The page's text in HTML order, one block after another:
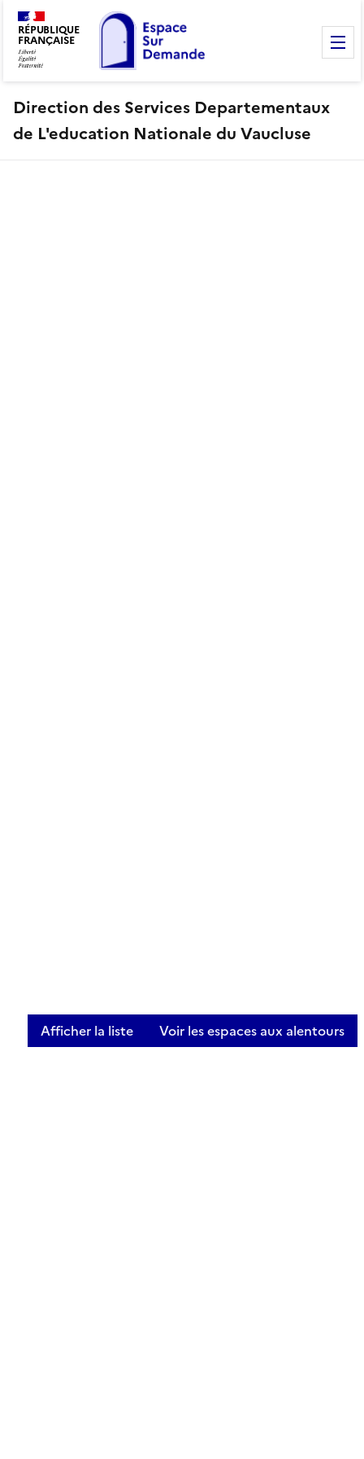
RÉPUBLIQUE
FRANÇAISE
Direction des Services Departementaux
de L'education Nationale du Vaucluse
Afficher la liste Voir les espaces aux alentours